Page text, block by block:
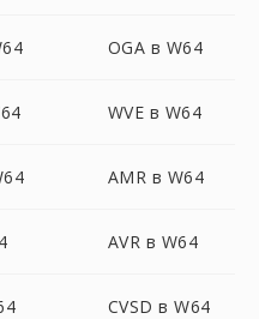
OGA в W64
WVE в W64
AMR в W64
AVR в W64
CVSD в W64